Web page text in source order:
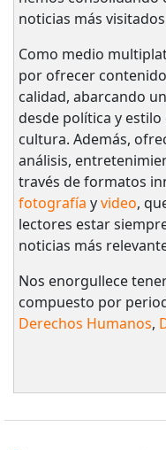
noticias más
Como medio
por ofrecer
calidad, abarcando
desde política y
cultura. Además,
análisis,
través de formatos
fotografía yvideo,
lectores estar
noticias más
Nos enorgullece
compuesto por
Derechos Humanos,